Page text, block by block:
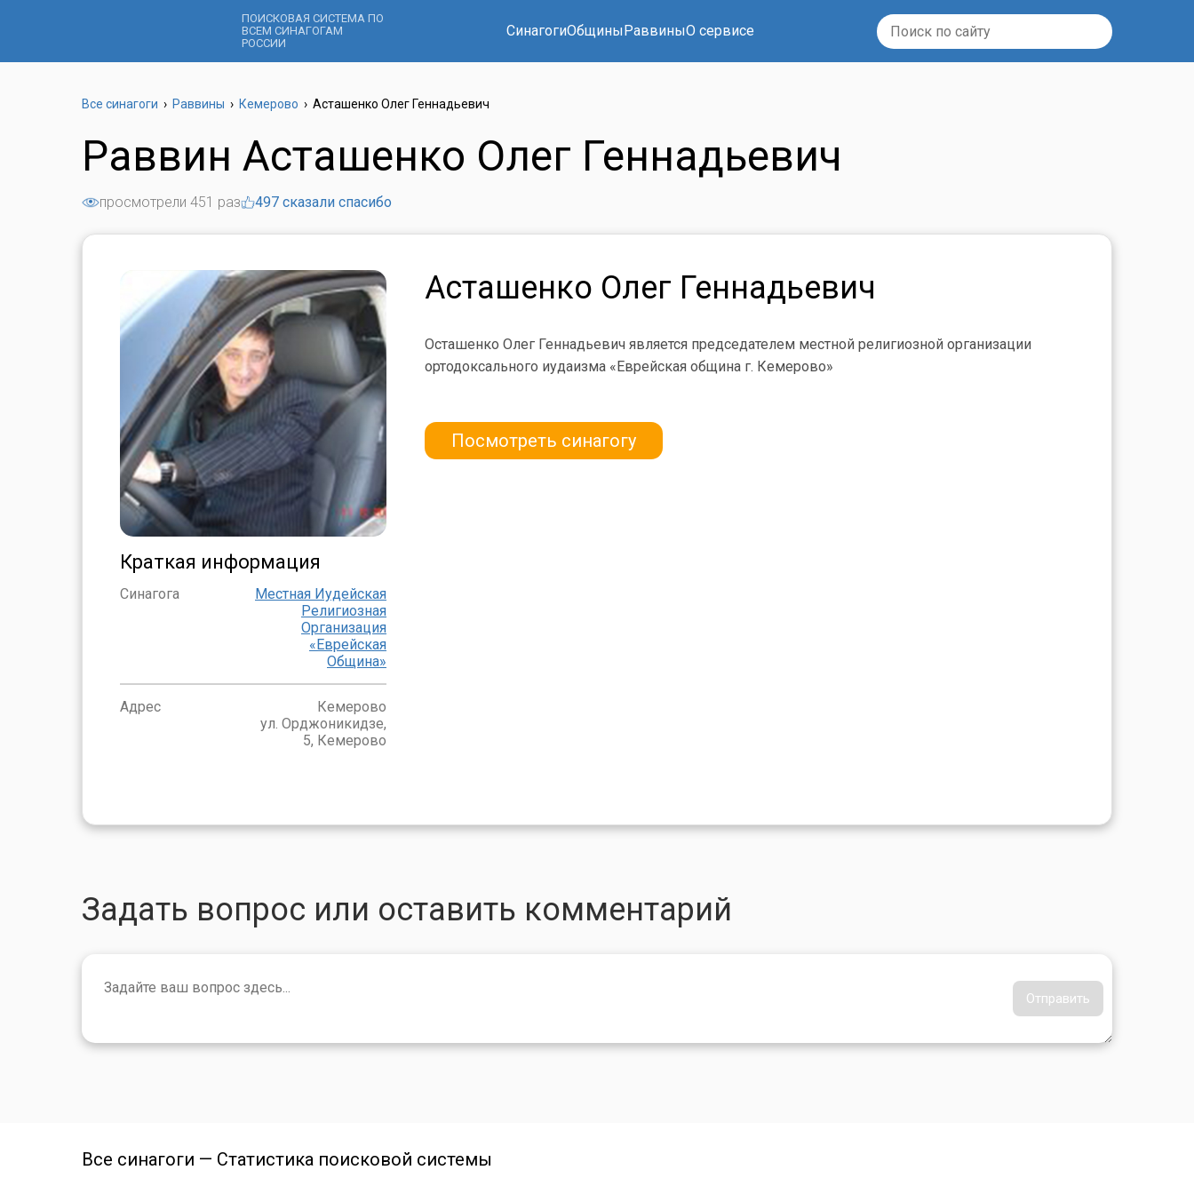
ПОИСКОВАЯ СИСТЕМА ПО
ВСЕМ СИНАГОГАМ
РОССИИ
СинагогиОбщиныРаввиныО сервисе
Все синагоги › Раввины › Кемерово › Асташенко Олег Геннадьевич
Раввин Асташенко Олег Геннадьевич
просмотрели 451 раз 497 сказали спасибо
Краткая информация
Синагога
Местная Иудейская
Религиозная
Организация
«Еврейская
Община»
Адрес
Кемерово
ул. Орджоникидзе,
5, Кемерово
Асташенко Олег Геннадьевич
Осташенко Олег Геннадьевич является председателем местной религиозной организации
ортодоксального иудаизма «Еврейская община г. Кемерово»
Посмотреть синагогу
Задать вопрос или оставить комментарий
Отправить
Все синагоги — Статистика поисковой системы